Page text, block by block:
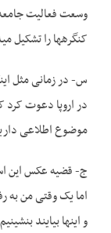
کنگره­ها را تشکیل
س- در زمانی مثل
در اروپا دعوت کرد
موضوع اطلاعی
ج- قضیه عکس این
اما یک وقتی من به
و اینها بیایند